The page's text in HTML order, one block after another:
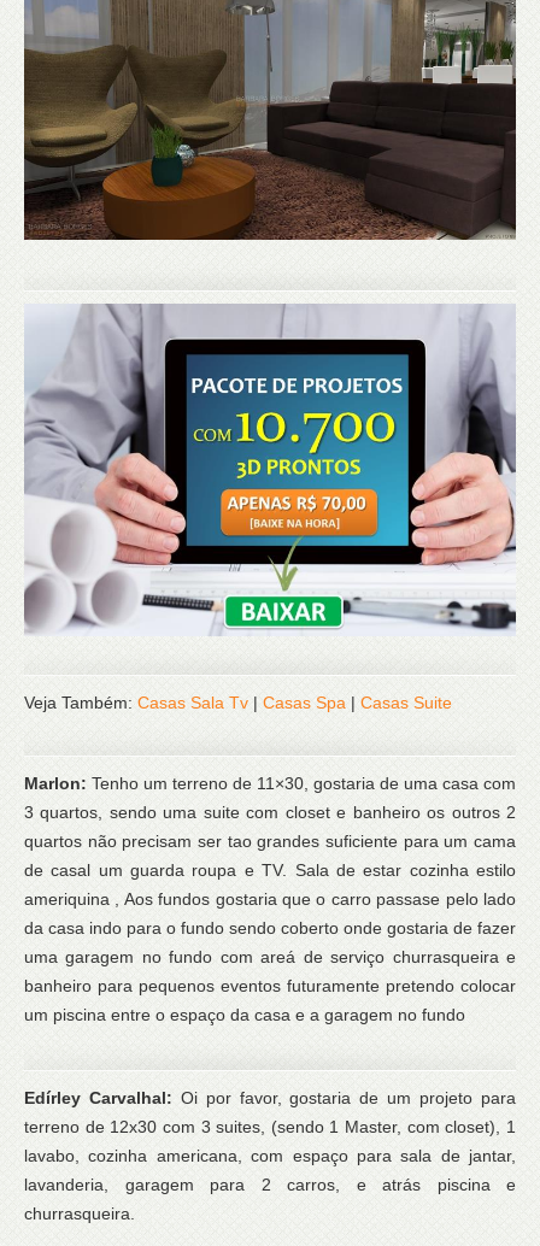
Veja Também: Casas Sala Tv | Casas Spa |Casas Suite
Marlon: Tenho um terreno de 11×30, gostaria de uma casa com
3 quartos, sendo uma suite com closet e banheiro os outros 2
quartos não precisam ser tao grandes suficiente para um cama
de casal um guarda roupa e TV. Sala de estar cozinha estilo
ameriquina , Aos fundos gostaria que o carro passase pelo lado
da casa indo para o fundo sendo coberto onde gostaria de fazer
uma garagem no fundo com areá de serviço churrasqueira e
banheiro para pequenos eventos futuramente pretendo colocar
um piscina entre o espaço da casa e a garagem no fundo
Edírley Carvalhal: Oi por favor, gostaria de um projeto para
terreno de 12x30 com 3 suites, (sendo 1 Master, com closet), 1
lavabo, cozinha americana, com espaço para sala de jantar,
lavanderia, garagem para 2 carros, e atrás piscina e
churrasqueira.